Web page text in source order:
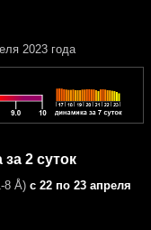
2023 года
2 суток
8 Å) с 22 по 23 апреля